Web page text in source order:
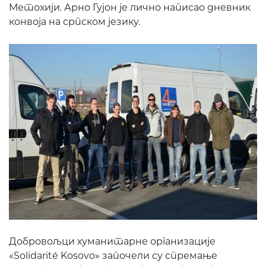
Метохији. Арно Гујон је лично написао дневник
конвоја на српском језику.
Добровољци хуманитарне организације
«Solidarité Kosovo» започели су спремање